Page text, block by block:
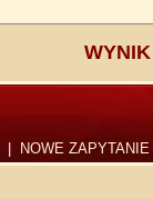
NOWE ZAPYTANIE